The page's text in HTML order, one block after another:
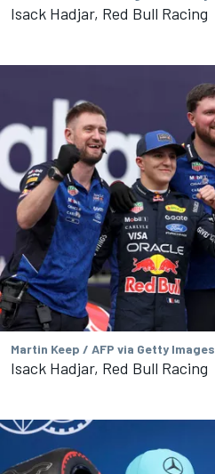
Isack Hadjar, Red Bull Racing
Martin Keep / AFP via Getty Images
Isack Hadjar, Red Bull Racing